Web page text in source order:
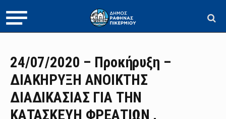
24/07/2020 – Προκήρυξη –
ΔΙΑΚΗΡΥΞΗ ΑΝΟΙΚΤΗΣ
ΔΙΑΔΙΚΑΣΙΑΣ ΓΙΑ THN
ΚΑΤΑΣΚΕΥΗ ΦΡΕΑΤΙΩΝ ,